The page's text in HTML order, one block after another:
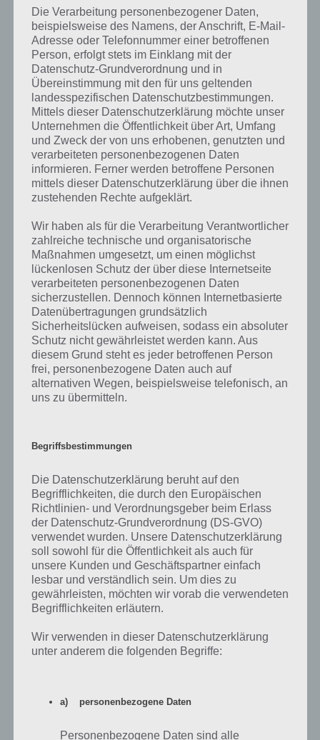
diese nicht sofort, sondern mache weiter die normalen Aktionen.
Erst wenn sich der Balken zu über 75% gefüllt hat, solltest du die
Aktion durchführen. Hier ist die Wahrscheinlichkeit am höchsten,
dass es gelingt. So holst du mit 3 Energie deutlich mehr Punkte, die
das Ereignis beschleunigen.
Tipp 3: Platziere Objekte, die Boni auf deine
Energie bringen
Wenn du neue Objekte für dein Zuhause kaufst, um vor allem deine
Lifestyle Bewertung zu erhöhen, dann kaufe vor allem die Objekte,
die Boni auf die Energie bei Die Sims Mobile bringen. So kannst du
mit einem Toilettengang oder Dusche oder Schlafen deutlich mehr
Energie regenerieren.
Doppelt kaufen bringt im übrigen nichts (also zweimal
Toilettenpapier erhöht nur einmal den Bonus). Neben diesen
Objekten wirf auch stets einen Blick auf die Karriere- und Hobby-
Objekte. Platzierst du solche Gegenstände, stehen dir nicht nur mehr
Aktionen zur Verfügung, das Ereignis wird auch schneller beendet.
Beachte, dass du die Objekte VOR DEM STARTEN des Ereignisses
platzierst, denn nur so sparst du die Minuten für das Ereignis ein.
Tipp 4: Schicke deine Sims zu Hobbys und
Eigentliche die gesamte Spielzeit von Die Sims Mobile wirst du immer
zu wenig Simoleons haben und kannst so kaum etwas kaufen, was
Sims vor allem zu Karriere-Jobs schicken und später zu Hobby-
Ereignissen, denn diese beiden (genau wie die besonderen
Ereignisse) bringen dir als Belohnung auch stets Simoleons ein.
Umso mehr Sims du zu solchen Ereignissen schickst, umso mehr
Simoleons wirst du in Sims Mobile generieren. Beachte aber auch
Tipp 5 und 7, denn nicht immer ist dies am sinnvollsten.
Tipp 5: Schau in die Missionen und erledige
diese
solltest du dies jederzeit bevorzugen. Nur wenn du nämlich eine
Die Verarbeitung personenbezogener Daten,
beispielsweise des Namens, der Anschrift, E-Mail-
Adresse oder Telefonnummer einer betroffenen
Person, erfolgt stets im Einklang mit der
Datenschutz-Grundverordnung und in
Übereinstimmung mit den für uns geltenden
landesspezifischen Datenschutzbestimmungen.
Mittels dieser Datenschutzerklärung möchte unser
Unternehmen die Öffentlichkeit über Art, Umfang
und Zweck der von uns erhobenen, genutzten und
verarbeiteten personenbezogenen Daten
informieren. Ferner werden betroffene Personen
mittels dieser Datenschutzerklärung über die ihnen
zustehenden Rechte aufgeklärt.
Wir haben als für die Verarbeitung Verantwortlicher
zahlreiche technische und organisatorische
Maßnahmen umgesetzt, um einen möglichst
lückenlosen Schutz der über diese Internetseite
verarbeiteten personenbezogenen Daten
sicherzustellen. Dennoch können Internetbasierte
Datenübertragungen grundsätzlich
Sicherheitslücken aufweisen, sodass ein absoluter
Schutz nicht gewährleistet werden kann. Aus
diesem Grund steht es jeder betroffenen Person
frei, personenbezogene Daten auch auf
alternativen Wegen, beispielsweise telefonisch, an
uns zu übermitteln.
Begriffsbestimmungen
Die Datenschutzerklärung beruht auf den
Begrifflichkeiten, die durch den Europäischen
Richtlinien- und Verordnungsgeber beim Erlass
der Datenschutz-Grundverordnung (DS-GVO)
verwendet wurden. Unsere Datenschutzerklärung
soll sowohl für die Öffentlichkeit als auch für
unsere Kunden und Geschäftspartner einfach
lesbar und verständlich sein. Um dies zu
gewährleisten, möchten wir vorab die verwendeten
Begrifflichkeiten erläutern.
Wir verwenden in dieser Datenschutzerklärung
unter anderem die folgenden Begriffe:
a) personenbezogene Daten
Personenbezogene Daten sind alle